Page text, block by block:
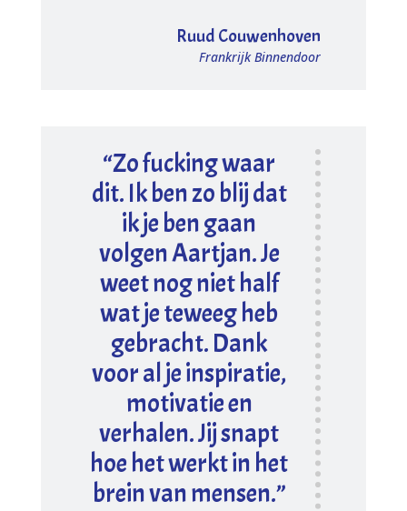
Ruud Couwenhoven
Frankrijk Binnendoor
“Zo fucking waar
dit. Ik ben zo blij dat
ik je ben gaan
volgen Aartjan. Je
weet nog niet half
wat je teweeg heb
gebracht. Dank
voor al je inspiratie,
motivatie en
verhalen. Jij snapt
hoe het werkt in het
brein van mensen.”